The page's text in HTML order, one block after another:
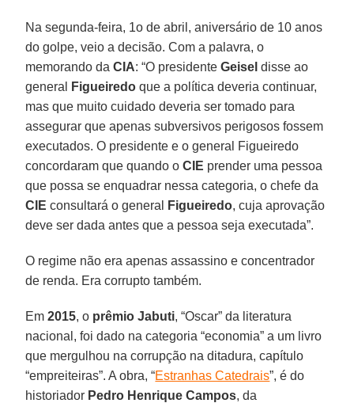
Na segunda-feira, 1o de abril, aniversário de 10 anos
do golpe, veio a decisão. Com a palavra, o
memorando daCIA: “O presidenteGeisel disse ao
general
Figueiredo que a política deveria continuar,
mas que muito cuidado deveria ser tomado para
assegurar que apenas subversivos perigosos fossem
executados. O presidente e o general Figueiredo
concordaram que quando oCIE prender uma pessoa
que possa se enquadrar nessa categoria, o chefe da
CIE consultará o general Figueiredo, cuja aprovação
deve ser dada antes que a pessoa seja executada”.
O regime não era apenas assassino e concentrador
de renda. Era corrupto também.
Em2015, o prêmio Jabuti, “Oscar” da literatura
nacional, foi dado na categoria “economia” a um livro
que mergulhou na corrupção na ditadura, capítulo
“empreiteiras”. A obra, “Estranhas Catedrais”, é do
historiador Pedro Henrique Campos, da